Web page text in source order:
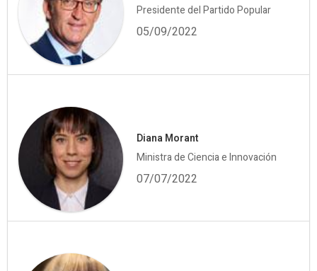
Presidente del Partido Popular
05/09/2022
Diana Morant
Ministra de Ciencia e Innovación
07/07/2022